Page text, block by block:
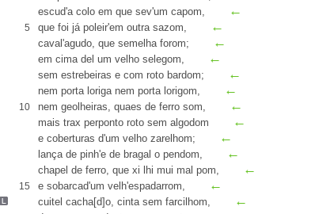
escud'a colo em que sev'um capom, ←
5 que foi já poleir'em outra sazom, ←
caval'agudo, que semelha forom; ←
em cima del um velho selegom, ←
sem estrebeiras e com roto bardom; ←
nem porta loriga nem porta lorigom, ←
10 nem geolheiras, quaes de ferro som, ←
mais trax perponto roto sem algodom ←
e coberturas d'um velho zarelhom; ←
lança de pinh'e de bragal o pendom, ←
chapel de ferro, que xi lhi mui mal pom, ←
15 e sobarcad'um velh'espadarrom, ←
cuitel cacha[d]o, cinta sem farcilhom, ←